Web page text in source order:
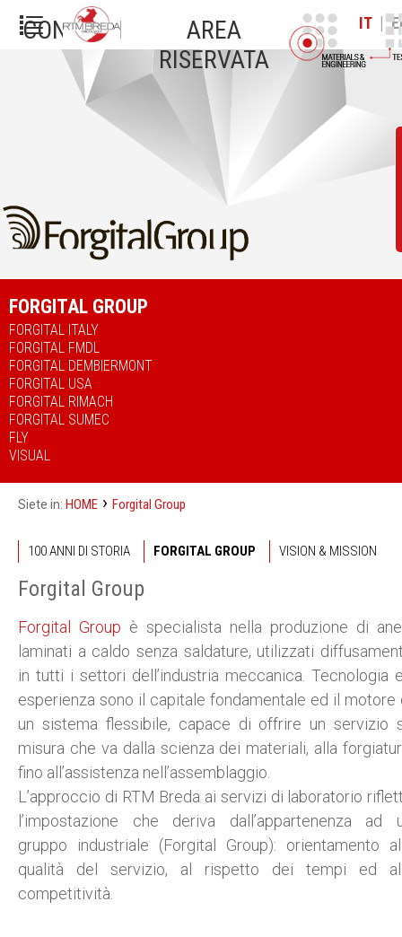
IT |
CONTATTI
AREA
RISERVATA
FORGITAL GROUP
FORGITAL ITALY
FORGITAL FMDL
FORGITAL DEMBIERMONT
FORGITAL USA
FORGITAL RIMACH
FORGITAL SUMEC
FLY
VISUAL
Siete in: HOME › Forgital Group
100 ANNI DI STORIA FORGITAL GROUP VISION & MISSION
Forgital Group
Forgital Group è specialista nella produzione di
laminati a caldo senza saldature, utilizzati
in tutti i settori dell’industria meccanica. Tecnologia
esperienza sono il capitale fondamentale ed il motore
un sistema flessibile, capace di offrire un servizio
misura che va dalla scienza dei materiali, alla
fino all’assistenza nell’assemblaggio.
L’approccio di RTM Breda ai servizi di laboratorio
l’impostazione che deriva dall’appartenenza ad
gruppo industriale (Forgital Group): orientamento
qualità del servizio, al rispetto dei tempi ed
competitività.